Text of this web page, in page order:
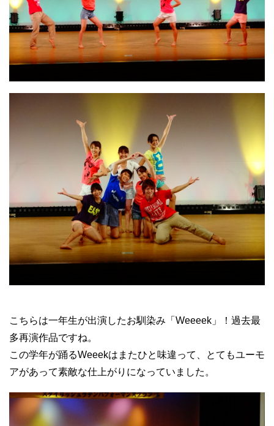
こちらは一年生が出演したお馴染み「Weeeek」！過去最
多再演作品ですね。
この学年が踊るWeeekはまたひと味違って、とてもユーモ
アがあって素敵な仕上がりになっていました。